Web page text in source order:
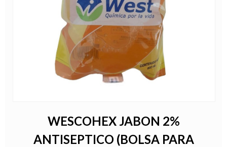
WESCOHEX JABON 2%
ANTISEPTICO (BOLSA PARA